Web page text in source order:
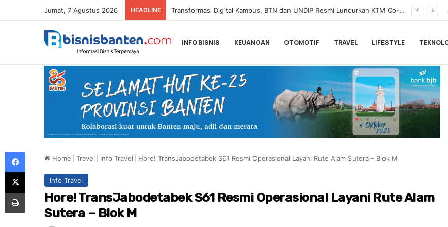
Jumat, 7 Agustus 2026 HEADLINE BNI Catat Fundamental Bisnis Kokoh di Bawah Danantara, Ditopang Pertumbuhan Kredit dan Kualitas Aset
INFO BISNIS KEUANGAN OTOMOTIF TRAVEL LIFESTYLE
Home Travel Info Travel Hore! TransJabodetabek S61 Resmi Operasional Layani Rute Alam Sutera – Blok M
Info Travel
Hore! TransJabodetabek S61 Resmi Operasional Layani Rute Alam
Sutera – Blok M